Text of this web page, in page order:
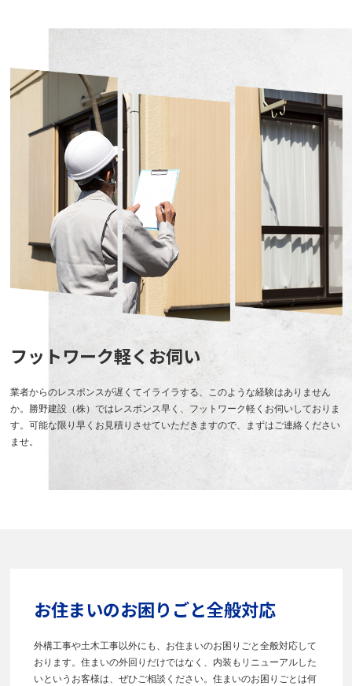
フットワーク軽くお伺い
業者からのレスポンスが遅くてイライラする、このような経験はありません
か。勝野建設（株）ではレスポンス早く、フットワーク軽くお伺いしておりま
す。可能な限り早くお見積りさせていただきますので、まずはご連絡ください
ませ。
お住まいのお困りごと全般対応
外構工事や土木工事以外にも、お住まいのお困りごと全般対応して
おります。住まいの外回りだけではなく、内装もリニューアルした
いというお客様は、ぜひご相談ください。住まいのお困りごとは何